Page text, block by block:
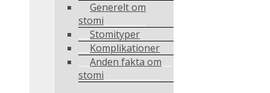
Generelt om
stomi
Stomityper
Komplikationer
Anden fakta om
stomi